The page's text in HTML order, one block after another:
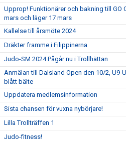
Upprop! Funktionärer och bakning till GO
mars och läger 17 mars
Kallelse till årsmöte 2024
Dräkter framme i Filippinerna
Judo-SM 2024 Pågår nu i Trollhättan
Anmälan till Dalsland Open den 10/2, U9-
blått bälte
Uppdatera medlemsinformation
Sista chansen för vuxna nybörjare!
Lilla Trollträffen 1
Judo-fitness!